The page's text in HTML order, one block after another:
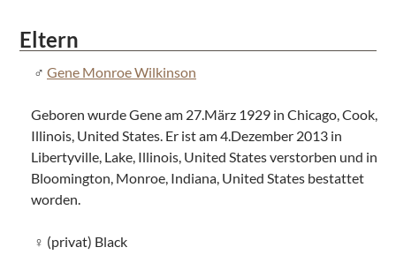
Eltern
Gene Monroe Wilkinson
Geboren wurde Gene am 27.März 1929 in Chicago, Cook,
Illinois, United States. Er ist am 4.Dezember 2013 in
Libertyville, Lake, Illinois, United States verstorben und in
Bloomington, Monroe, Indiana, United States bestattet
worden.
(privat) Black